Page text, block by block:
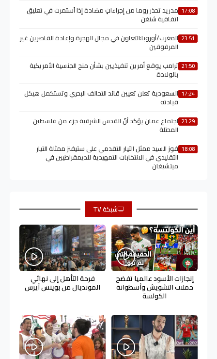
17:08 مدريد تحذر روما من إجراءاتٍ مضادة إذا اُستمرت في تعليق
اتفاقية شنغن
23:51 المغرب/أوروبا:التعاون في مجال الهجرة وإعادة القاصرين غير
المرفوقين
21:50 ترامب يوقع أمرين تنفيذيين بشأن منح الجنسية الأمريكية
بالولادة
17:24 السعودية تعلن تعيين قائد التحالف البحري وتستكمل هيكل
قيادته
23:29 اجتماع عمان يؤكد أنّ القدس الشرقية جزء من فلسطين
المحتلة
18:08 فوز السيد ممثل التيار التقدمي على ستيفنز ممثلة التيار
التقليدي في الانتخابات التمهيدية للديمقراطيين في
ميتشيغان
شبكة TV
إنجازات الأسود عالميا تفضح
حملات التشويش وأسطوانة
الكولسة
فرحة التأهل إلى نهائي
المونديال من بوينس آيرس